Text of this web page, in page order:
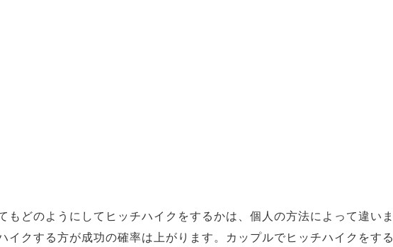
もどのようにしてヒッチハイクをするかは、個人の方法によって違いま
イクする方が成功の確率は上がります。カップルでヒッチハイクをする